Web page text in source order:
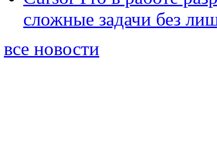
сложные задачи без
все новости